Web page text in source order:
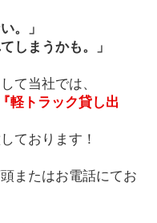
。」
しまうかも。」
て当社では、
軽トラック貸し出
ております！
またはお電話にてお